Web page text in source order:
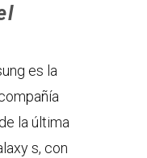
es la
la última
s, con